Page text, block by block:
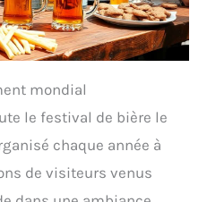
mondial
le festival de bière le
chaque année à
de visiteurs venus